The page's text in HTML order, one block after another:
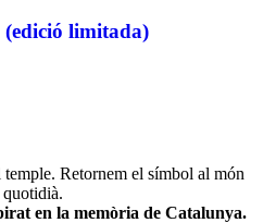
(edició limitada)
Retornem el símbol al món
quotidià.
en la memòria de Catalunya.